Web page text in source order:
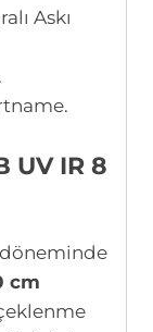
Askı
UV IR 8
cm